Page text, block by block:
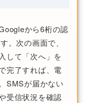
から6桁の認
。次の画面で、
して「次へ」を
完了すれば、電
SMSが届かない
受信状況を確認